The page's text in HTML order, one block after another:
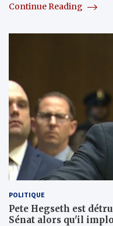
Continue Reading
POLITIQUE
Pete Hegseth est
Sénat alors qu'il